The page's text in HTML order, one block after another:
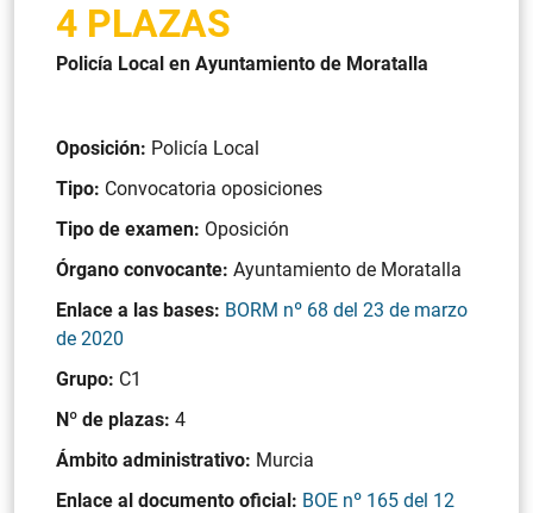
4 PLAZAS
Policía Local en Ayuntamiento de Moratalla
Oposición: Policía Local
Tipo: Convocatoria oposiciones
Tipo de examen: Oposición
Órgano convocante: Ayuntamiento de Moratalla
Enlace a las bases: BORM nº 68 del 23 de marzo
de 2020
Grupo: C1
Nº de plazas: 4
Ámbito administrativo: Murcia
Enlace al documento oficial: BOE nº 165 del 12